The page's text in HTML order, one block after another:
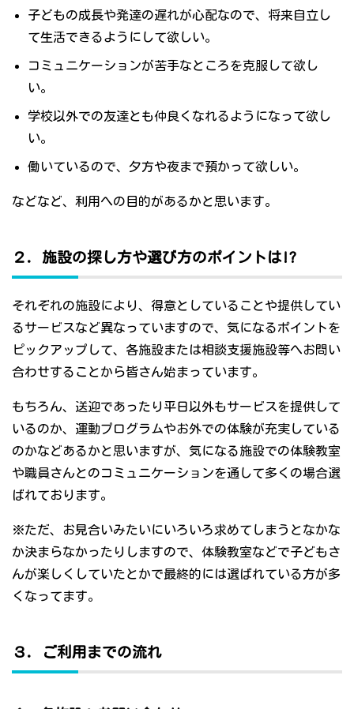
子どもの成長や発達の遅れが心配なので、将来自立し
て生活できるようにして欲しい。
コミュニケーションが苦手なところを克服して欲し
い。
学校以外での友達とも仲良くなれるようになって欲し
い。
働いているので、夕方や夜まで預かって欲しい。
などなど、利用への目的があるかと思います。
２．施設の探し方や選び方のポイントは!?
それぞれの施設により、得意としていることや提供してい
るサービスなど異なっていますので、気になるポイントを
ピックアップして、各施設または相談支援施設等へお問い
合わせすることから皆さん始まっています。
もちろん、送迎であったり平日以外もサービスを提供して
いるのか、運動プログラムやお外での体験が充実している
のかなどあるかと思いますが、気になる施設での体験教室
や職員さんとのコミュニケーションを通して多くの場合選
ばれております。
※ただ、お見合いみたいにいろいろ求めてしまうとなかな
か決まらなかったりしますので、体験教室などで子どもさ
んが楽しくしていたとかで最終的には選ばれている方が多
くなってます。
３．ご利用までの流れ